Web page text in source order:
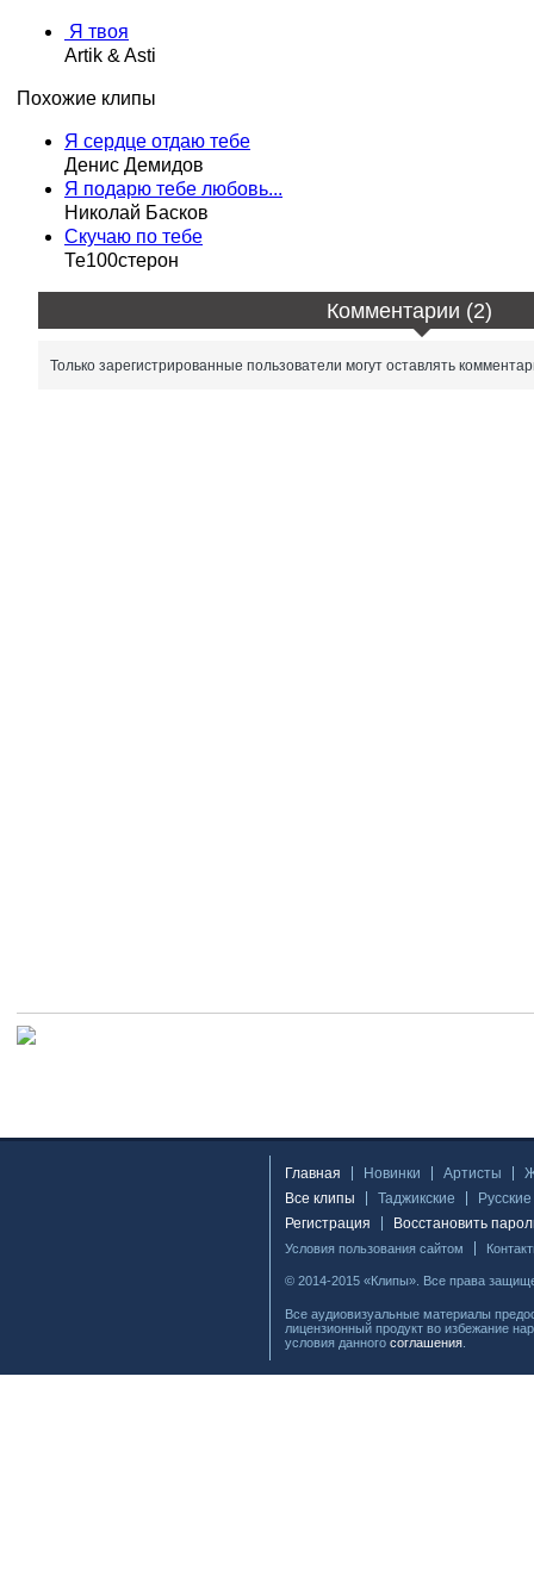
Я твоя
Artik & Asti
Похожие клипы
Я сердце отдаю тебе
Денис Демидов
Я подарю тебе любовь...
Николай Басков
Скучаю по тебе
Те100стерон
Комментарии (2)
Только зарегистрированные пользователи могут оставлять
Главная Новинки Артисты
Все клипы
Таджикские
Русские
Регистрация
Восстановить
Условия пользования сайтом
© 2014-2015 «Клипы». Все права
Все аудиовизуальные материалы
лицензионный продукт во избежание
условия данного соглашения